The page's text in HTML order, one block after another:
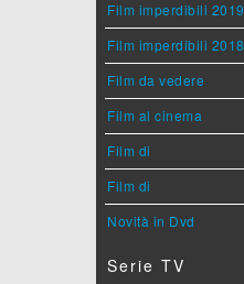
Film imperdibili 2019
Film imperdibili 2018
Film da vedere
Film al cinema
Film di
Film di
Novità in Dvd
Serie TV